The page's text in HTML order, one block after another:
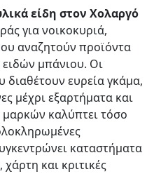
είδη στον Χολαργό
για νοικοκυριά,
αναζητούν προϊόντα
μπάνιου. Οι
διαθέτουν ευρεία γκάμα,
μέχρι εξαρτήματα και
μαρκών καλύπτει τόσο
καταστήματα
χάρτη και κριτικές